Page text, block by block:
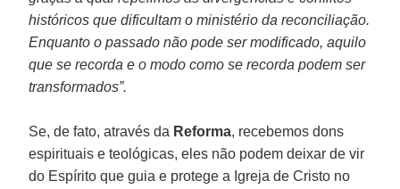
históricos que dificultam o ministério da reconciliação.
Enquanto o passado não pode ser modificado, aquilo
que se recorda e o modo como se recorda podem ser
transformados”.
Se, de fato, através da Reforma, recebemos dons
espirituais e teológicas, eles não podem deixar de vir
do Espírito que guia e protege a Igreja de Cristo no